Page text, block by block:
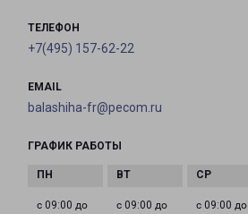
ТЕЛЕФОН
+7(495) 157-62-22
EMAIL
balashiha-fr@pecom.ru
ГРАФИК РАБОТЫ
с 09:00 до
с 09:00 до
с 09:00 до